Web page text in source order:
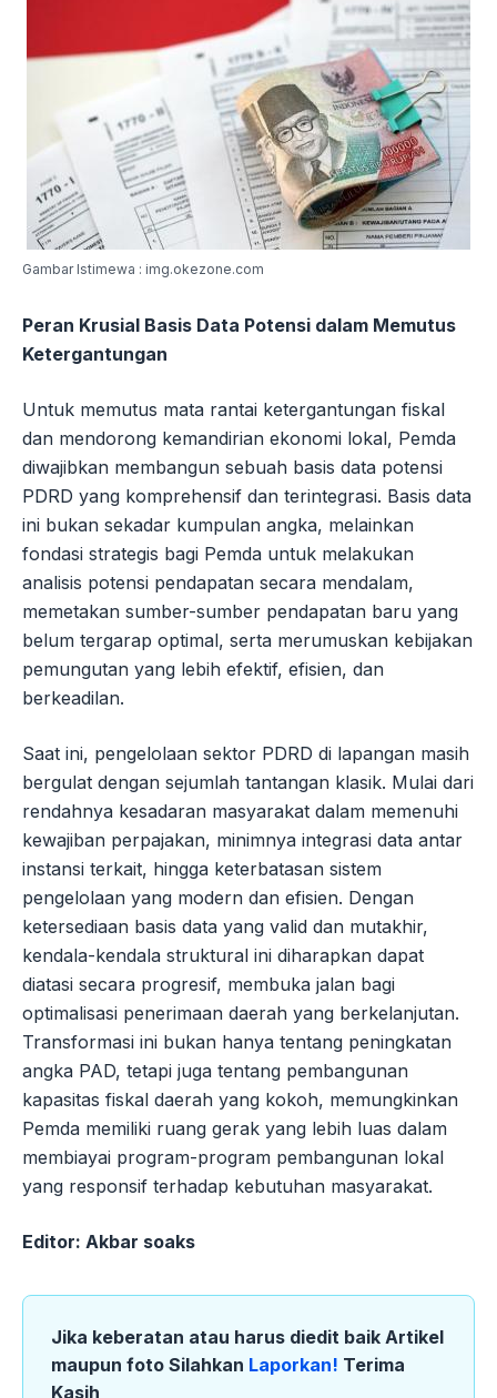
Gambar Istimewa : img.okezone.com
Peran Krusial Basis Data Potensi dalam Memutus
Ketergantungan
Untuk memutus mata rantai ketergantungan fiskal
dan mendorong kemandirian ekonomi lokal, Pemda
diwajibkan membangun sebuah basis data potensi
PDRD yang komprehensif dan terintegrasi. Basis data
ini bukan sekadar kumpulan angka, melainkan
fondasi strategis bagi Pemda untuk melakukan
analisis potensi pendapatan secara mendalam,
memetakan sumber-sumber pendapatan baru yang
belum tergarap optimal, serta merumuskan kebijakan
pemungutan yang lebih efektif, efisien, dan
berkeadilan.
Saat ini, pengelolaan sektor PDRD di lapangan masih
bergulat dengan sejumlah tantangan klasik. Mulai dari
rendahnya kesadaran masyarakat dalam memenuhi
kewajiban perpajakan, minimnya integrasi data antar
instansi terkait, hingga keterbatasan sistem
pengelolaan yang modern dan efisien. Dengan
ketersediaan basis data yang valid dan mutakhir,
kendala-kendala struktural ini diharapkan dapat
diatasi secara progresif, membuka jalan bagi
optimalisasi penerimaan daerah yang berkelanjutan.
Transformasi ini bukan hanya tentang peningkatan
angka PAD, tetapi juga tentang pembangunan
kapasitas fiskal daerah yang kokoh, memungkinkan
Pemda memiliki ruang gerak yang lebih luas dalam
membiayai program-program pembangunan lokal
yang responsif terhadap kebutuhan masyarakat.
Editor: Akbar soaks
Jika keberatan atau harus diedit baik Artikel
maupun foto Silahkan Laporkan! Terima
Kasih